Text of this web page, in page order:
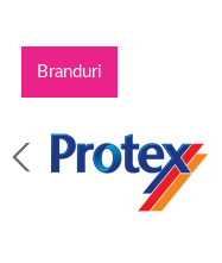
Branduri